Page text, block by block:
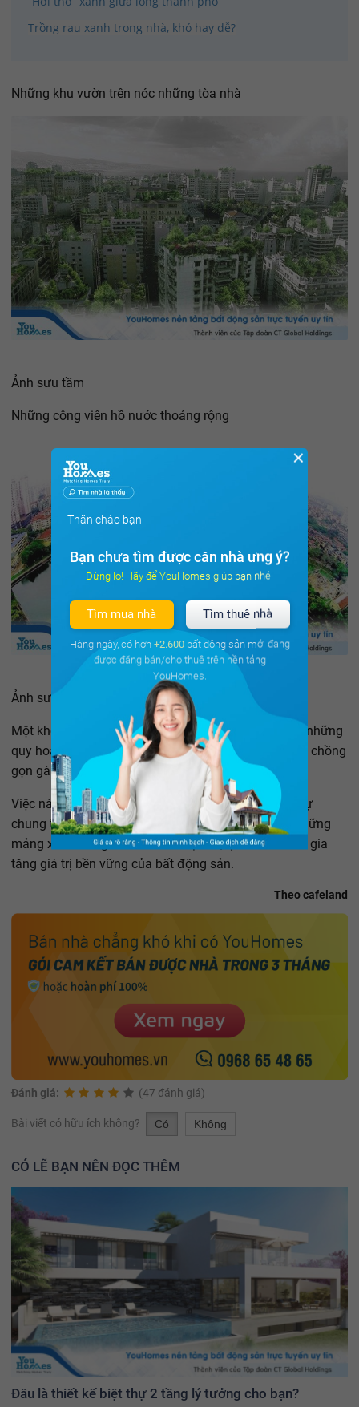
Trồng rau xanh trong nhà, khó hay dễ?
Những khu vườn trên nóc những tòa nhà
Ảnh sưu tầm
Những công viên hồ nước thoáng rộng
Ảnh sưu tầm
Một không gian sống chất lượng không chỉ cần đến những
quy hoạch đường xá đều tăm tắp, những căn hộ xếp chồng
gọn gàng mà rất cần màu xanh của cây lá.
Việc này rất cần đến tầm nhìn của các chủ đầu tư, sự
chung tay của các kiến trúc sư thiết kế để tạo nên những
mảng xanh trong kiến trúc đô thị mới, qua đó sẽ làm gia
tăng giá trị bền vững của bất động sản.
Theo cafeland
Đánh giá: (47 đánh giá)
Bài viết có hữu ích không? Có Không
CÓ LẼ BẠN NÊN ĐỌC THÊM
Đâu là thiết kế biệt thự 2 tầng lý tưởng cho bạn?
✕
Thân chào bạn
Bạn chưa tìm được căn nhà ưng ý?
Đừng lo! Hãy để YouHomes giúp bạn nhé.
Tìm mua nhà Tìm thuê nhà
Hàng ngày, có hơn +2.600bất động sản mới đang
được đăng bán/cho thuê trên nền tảng
YouHomes.